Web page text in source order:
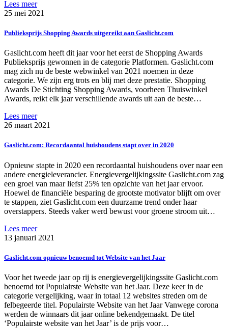
Lees meer
25 mei 2021
Publieksprijs Shopping Awards uitgereikt aan Gaslicht.com
Gaslicht.com heeft dit jaar voor het eerst de Shopping Awards
Publieksprijs gewonnen in de categorie Platformen. Gaslicht.com
mag zich nu de beste webwinkel van 2021 noemen in deze
categorie. We zijn erg trots en blij met deze prestatie. Shopping
Awards De Stichting Shopping Awards, voorheen Thuiswinkel
Awards, reikt elk jaar verschillende awards uit aan de beste…
Lees meer
26 maart 2021
Gaslicht.com: Recordaantal huishoudens stapt over in 2020
Opnieuw stapte in 2020 een recordaantal huishoudens over naar een
andere energieleverancier. Energievergelijkingssite Gaslicht.com zag
een groei van maar liefst 25% ten opzichte van het jaar ervoor.
Hoewel de financiële besparing de grootste motivator blijft om over
te stappen, ziet Gaslicht.com een duurzame trend onder haar
overstappers. Steeds vaker werd bewust voor groene stroom uit…
Lees meer
13 januari 2021
Gaslicht.com opnieuw benoemd tot Website van het Jaar
Voor het tweede jaar op rij is energievergelijkingssite Gaslicht.com
benoemd tot Populairste Website van het Jaar. Deze keer in de
categorie vergelijking, waar in totaal 12 websites streden om de
felbegeerde titel. Populairste Website van het Jaar Vanwege corona
werden de winnaars dit jaar online bekendgemaakt. De titel
‘Populairste website van het Jaar’ is de prijs voor…